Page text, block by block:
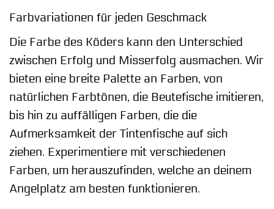
Farbvariationen für jeden Geschmack
Die Farbe des Köders kann den Unterschied
zwischen Erfolg und Misserfolg ausmachen. Wir
bieten eine breite Palette an Farben, von
natürlichen Farbtönen, die Beutefische imitieren,
bis hin zu auffälligen Farben, die die
Aufmerksamkeit der Tintenfische auf sich
ziehen. Experimentiere mit verschiedenen
Farben, um herauszufinden, welche an deinem
Angelplatz am besten funktionieren.